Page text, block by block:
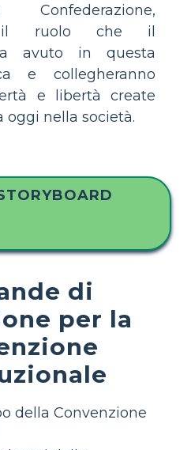
il ruolo che il
avuto in questa
e collegheranno
e libertà create
oggi nella società.
di
per la
della Convenzione